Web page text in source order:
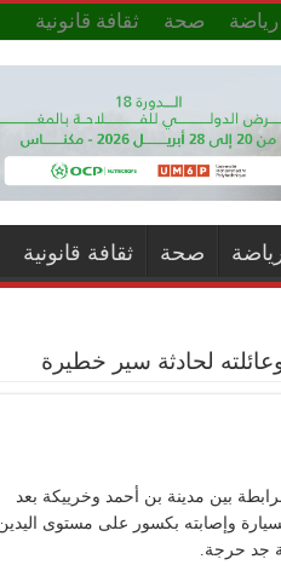
رياضة صحة ثقافة قانونية
صحة ثقافة قانونية
لحادثة سير خطيرة
بين مدينة بن أحمد وخرييكة بعد
وإصابته بكسور على مستوى
جد حرجة.